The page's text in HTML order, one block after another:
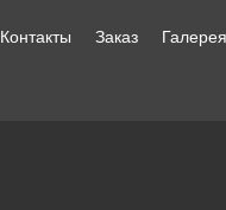
Контакты Заказ Галерея